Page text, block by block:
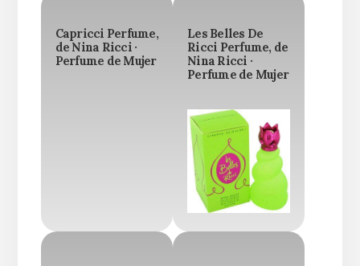
Capricci Perfume,
de Nina Ricci ·
Perfume de Mujer
Les Belles De
Ricci Perfume, de
Nina Ricci ·
Perfume de Mujer